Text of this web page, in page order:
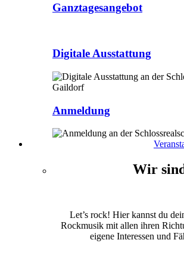
Ganztagesangebot
Digitale Ausstattung
Anmeldung
Wir
Let’s rock! Hier kannst du
Rockmusik mit allen ihren
eigene Interessen und